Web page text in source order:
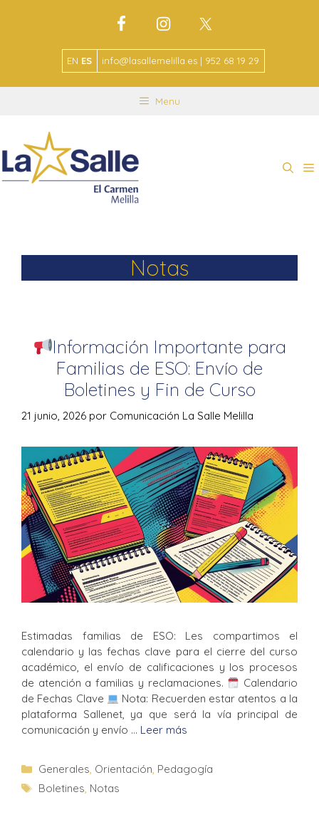
EN ES info@lasallemelilla.es | 952 68 19 29
Menu
Notas
Información Importante para
Familias de ESO: Envío de
Boletines y Fin de Curso
21 junio, 2026 por Comunicación La Salle Melilla
Estimadas familias de ESO: Les compartimos el
calendario y las fechas clave para el cierre del curso
académico, el envío de calificaciones y los procesos
de atención a familias y reclamaciones.
Calendario
de Fechas Clave
Nota: Recuerden estar atentos a la
plataforma Sallenet, ya que será la vía principal de
comunicación y envío … Leer más
Generales, Orientación, Pedagogía
Boletines, Notas